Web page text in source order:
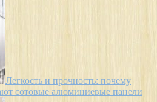
Легкость и прочность: почему
сотовые алюминиевые панели